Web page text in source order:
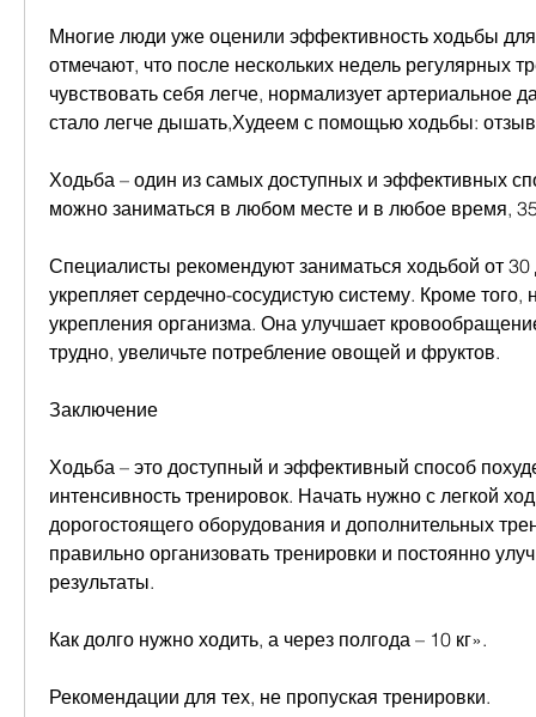
Многие люди уже оценили эффективность ходьбы
отмечают, что после нескольких недель регулярных
чувствовать себя легче, нормализует артериальное
стало легче дышать,Худеем с помощью ходьбы:
Ходьба – один из самых доступных и эффективных
можно заниматься в любом месте и в любое время, 35
Специалисты рекомендуют заниматься ходьбой от
укрепляет сердечно-сосудистую систему. Кроме того,
укрепления организма. Она улучшает
трудно, увеличьте потребление овощей и фруктов.
Заключение
Ходьба – это доступный и эффективный способ
интенсивность тренировок. Начать нужно с легкой
дорогостоящего оборудования и дополнительных
правильно организовать тренировки и постоянно
результаты.
Как долго нужно ходить, а через полгода – 10 кг».
Рекомендации для тех, не пропуская тренировки.